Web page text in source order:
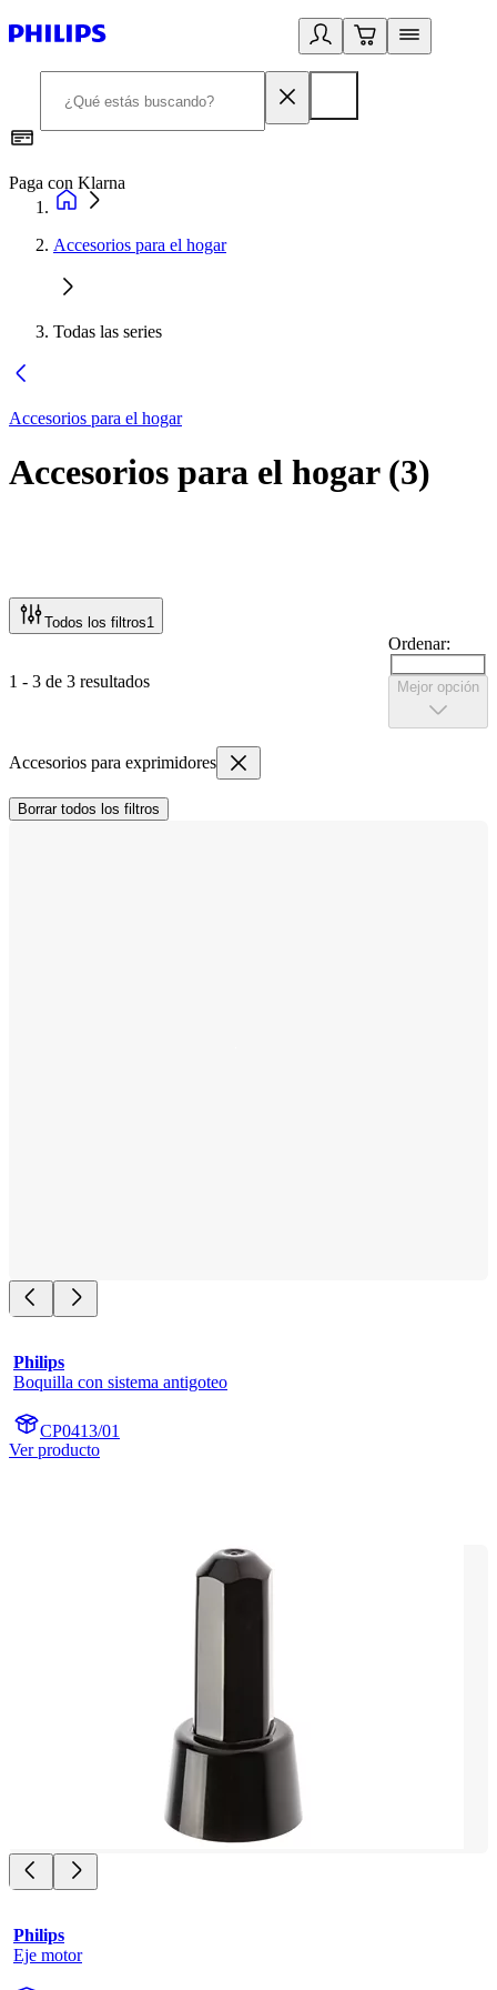
Paga con Klarna
Accesorios para el hogar
Todas las series
Accesorios para el hogar
Accesorios para el hogar(3)
Todos los filtros1
1 - 3 de 3 resultados
Ordenar:
Mejor opción
Accesorios para exprimidores
Borrar todos los filtros
Philips
Boquilla con sistema antigoteo
CP0413/01
Ver producto
Philips
Eje motor